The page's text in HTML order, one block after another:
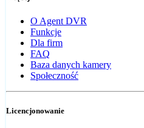
O Agent DVR
Funkcje
Dla firm
FAQ
Baza danych kamery
Społeczność
Licencjonowanie